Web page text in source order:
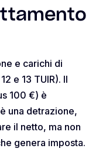
e carichi di
e 13 TUIR). Il
100 €) è
una detrazione,
il netto, ma non
genera imposta.